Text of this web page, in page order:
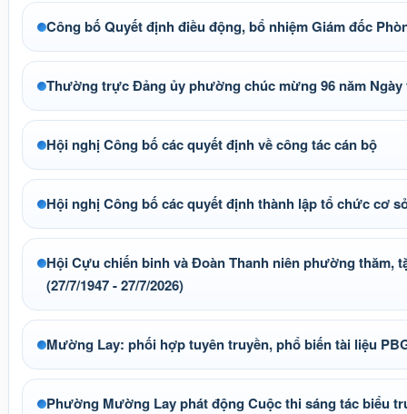
Công bố Quyết định điều động, bổ nhiệm Giám đốc
Thường trực Đảng ủy phường chúc mừng 96 năm
Hội nghị Công bố các quyết định về công tác cán bộ
Hội nghị Công bố các quyết định thành lập tổ chức cơ
Hội Cựu chiến binh và Đoàn Thanh niên phường thăm,
(27/7/1947 - 27/7/2026)
Mường Lay: phối hợp tuyên truyền, phổ biến tài liệu
Phường Mường Lay phát động Cuộc thi sáng tác biểu